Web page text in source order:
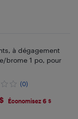
à dégagement
brome 1 po, pour
(0)
Économisez 6 $